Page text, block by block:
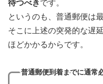
待つべきです。
というのも、普通郵便は
そこに上述の突発的な遅
ほどかかるからです。
普通郵便到着までに通常